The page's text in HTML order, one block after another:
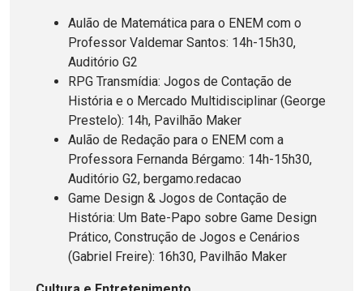
Aulão de Matemática para o ENEM com o
Professor Valdemar Santos: 14h-15h30,
Auditório G2
RPG Transmídia: Jogos de Contação de
História e o Mercado Multidisciplinar (George
Prestelo): 14h, Pavilhão Maker
Aulão de Redação para o ENEM com a
Professora Fernanda Bérgamo: 14h-15h30,
Auditório G2, bergamo.redacao
Game Design & Jogos de Contação de
História: Um Bate-Papo sobre Game Design
Prático, Construção de Jogos e Cenários
(Gabriel Freire): 16h30, Pavilhão Maker